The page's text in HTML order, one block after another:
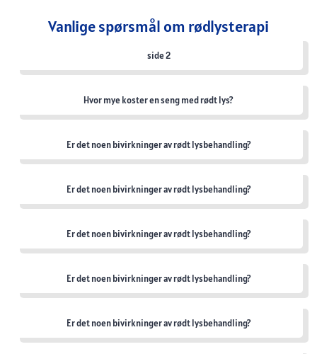
Vanlige spørsmål om rødlysterapi
side 2
Hvor mye koster en seng med rødt lys?
Er det noen bivirkninger av rødt lysbehandling?
Er det noen bivirkninger av rødt lysbehandling?
Er det noen bivirkninger av rødt lysbehandling?
Er det noen bivirkninger av rødt lysbehandling?
Er det noen bivirkninger av rødt lysbehandling?